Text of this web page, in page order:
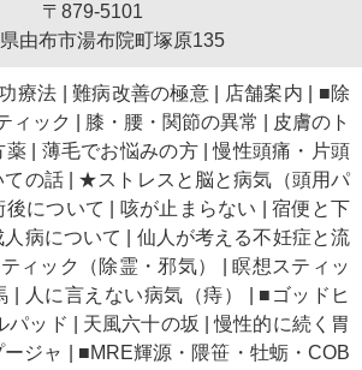
〒879-5101
由布市湯布院町塚原135
療法 難病改善の極意 店舗案内
■除
ィック
膝・腰・関節の異常
皮膚のト
薬 薄毛でお悩みの方|慢性頭痛・片頭
ての話| ★ストレスと脳と病気（頭用パ
後について 咳が止まらない |宿便と下
病について
仙人が考える不妊症と流
ィック（除霊・邪気） |瞑想スティッ
人に言えない病気（痔）
■ゴッドヒ
パッド
天風六十の坂 |慢性的に続く胃
ージャ
■MRE輝源・隈笹・牡蛎・COB